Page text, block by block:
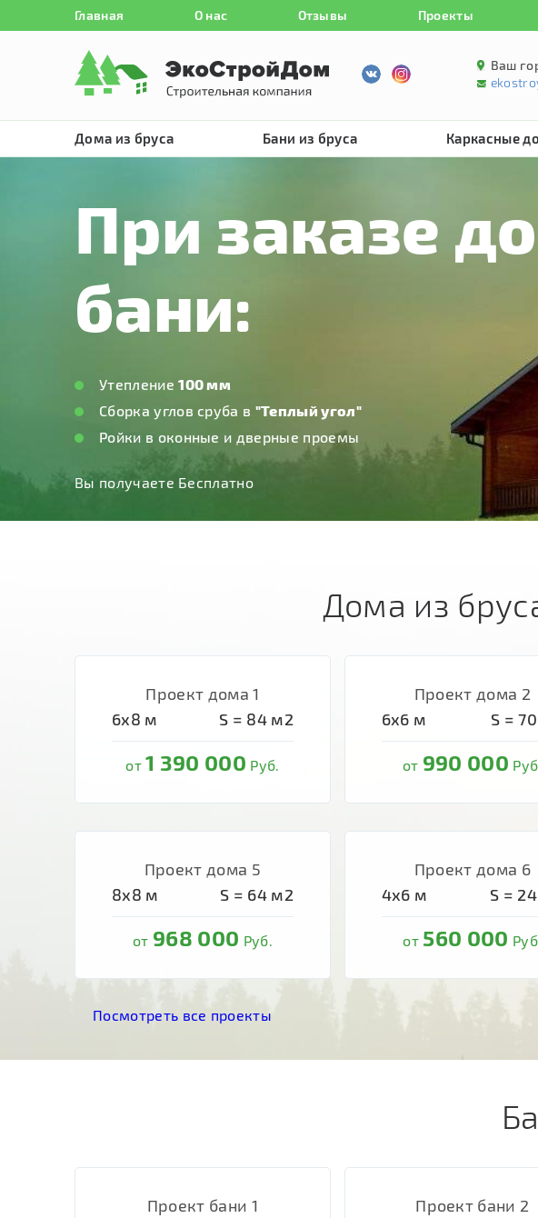
Главная О нас Отзывы Проекты
Ваш
Дома из бруса Бани из бруса Каркасные
Дома из
Проект дома 1
6х8 м S = 84м2
от1 390 000 Руб.
Проект дома 2
6х6 м S =70
от 990 000
Проект дома 5
8х8 м S = 64м2
от 968 000 Руб.
Проект дома 6
4х6 м S = 24
от 560 000
Посмотреть все проекты
Проект бани 1
Проект бани 2